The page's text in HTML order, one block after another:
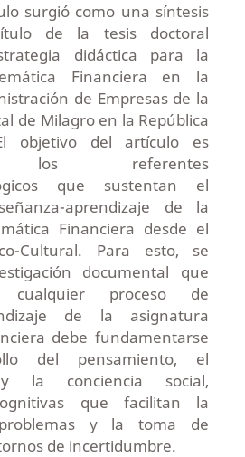
surgió como una síntesis
de la tesis doctoral
didáctica para la
Financiera en la
de Empresas de la
de Milagro en la República
objetivo del artículo es
los referentes
que sustentan el
aprendizaje de la
Financiera desde el
Cultural. Para esto, se
documental que
cualquier proceso de
de la asignatura
debe fundamentarse
del pensamiento, el
y la conciencia social,
que facilitan la
y la toma de
de incertidumbre.